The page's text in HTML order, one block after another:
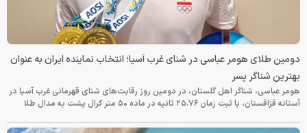
دومین طلای هومر عباسی در شنای غرب آسیا؛ انتخاب نماینده ایران به عنوان
بهترین شناگر پسر
هومر عباسی، شناگر اهل گلستان، در دومین روز رقابت‌های شنای قهرمانی غرب آسیا در
آستانه قزاقستان، با ثبت زمان ۲۵.۷۶ ثانیه در ماده ۵۰ متر کرال پشت به مدال طلا